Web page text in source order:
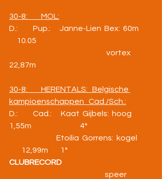
30-8:         MOL:
D.:          Pup.:      Janne-Lien  Bex:  60m
10.05
vortex
22,87m
30-8:         HERENTALS:   Belgische
kampioenschappen   Cad./Sch.:
D.:          Cad.:      Kaat  Gijbels:  hoog
1,55m                                4°
Etoilia  Gorrens:  kogel
12,99m        1°
CLUBRECORD
speer